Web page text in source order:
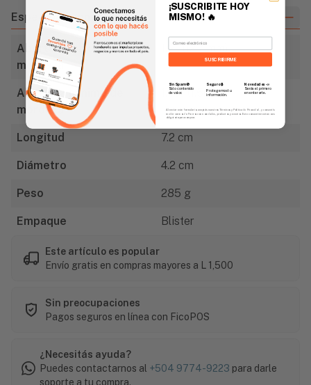
Especificaciones
Abertura máxima de
mordaza
1/2" (12,7 mm)
Abertura mínimo de
mordaza
1/16" (1.5mm)
Longitud 7.2 cm
Diámetro 4.2 cm
Peso 285 g
Empaque Blister
Este artículo es popular
Envío gratis en compras mayores a L 1,500
Sin preocupaciones
Pagos seguros en línea con FicoPOS
¿Necesitás ayuda?
Puedes contactarnos al +504 9774-9223 para darle
soporte a tu compra.
¡SUSCRIBITE HOY
MISMO! 🔥
Email
SUSCRIBIRME
Sin Spam 🚫
Solo contenido
de valor.
Seguro 🔒
Protegemos tu
información.
Novedades📣
Serás el primero
en enterarte.
Al enviar este formulario, aceptás nuestros Términos y Política de Privacidad, y consentís
recibir correos de Fierros con novedades, productos y eventos. Este consentimiento no es
obligatorio para comprar.